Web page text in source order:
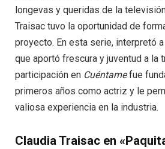
longevas y queridas de la
Traisac tuvo la oportunidad de
proyecto. En esta serie, interpretó
que aportó frescura y juventud a la
participación en Cuéntamefue
primeros años como actriz y le
valiosa experiencia en la industria.
Claudia Traisac en